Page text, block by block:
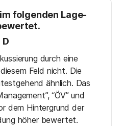
folgenden Lage-
D
durch eine
Feld nicht. Die
ähnlich. Das
“ÖV” und
dem Hintergrund der
höher bewertet.